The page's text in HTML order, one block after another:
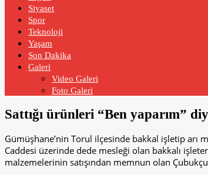
Siyaset
Spor
Teknoloji
Yaşam
Son Dakika
Galeri
Video Galeri
Foto Galeri
Sattığı ürünleri “Ben yaparım”
Gümüşhane’nin Torul ilçesinde bakkal işletip arı
Caddesi üzerinde dede mesleği olan bakkalı
malzemelerinin satışından memnun olan